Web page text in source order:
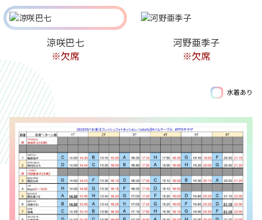
涼咲巴七
※欠席
河野亜季子
※欠席
水着あり